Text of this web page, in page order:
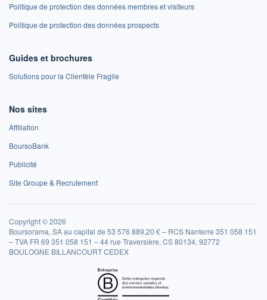
Politique de protection des données membres et visiteurs
Politique de protection des données prospects
Guides et brochures
Solutions pour la Clientèle Fragile
Nos sites
Affiliation
BoursoBank
Publicité
Site Groupe & Recrutement
Copyright © 2026
Boursorama, SA au capital de 53 576 889,20 € – RCS Nanterre 351 058 151
– TVA FR 69 351 058 151 – 44 rue Traversière, CS 80134, 92772
BOULOGNE BILLANCOURT CEDEX